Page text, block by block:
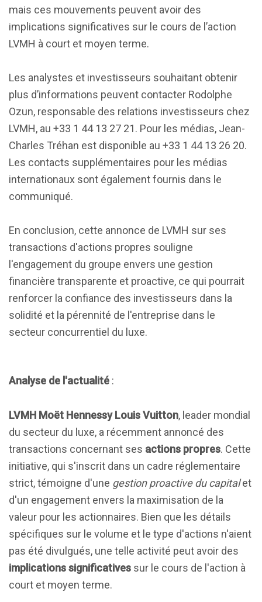
mais ces mouvements peuvent avoir des
implications significatives sur le cours de l’action
LVMH à court et moyen terme.
Les analystes et investisseurs souhaitant obtenir
plus d’informations peuvent contacter Rodolphe
Ozun, responsable des relations investisseurs chez
LVMH, au +33 1 44 13 27 21. Pour les médias, Jean-
Charles Tréhan est disponible au +33 1 44 13 26 20.
Les contacts supplémentaires pour les médias
internationaux sont également fournis dans le
communiqué.
En conclusion, cette annonce de LVMH sur ses
transactions d'actions propres souligne
l'engagement du groupe envers une gestion
financière transparente et proactive, ce qui pourrait
renforcer la confiance des investisseurs dans la
solidité et la pérennité de l'entreprise dans le
secteur concurrentiel du luxe.
Analyse de l'actualité :
LVMH Moët Hennessy Louis Vuitton, leader mondial
du secteur du luxe, a récemment annoncé des
transactions concernant ses actions propres. Cette
initiative, qui s'inscrit dans un cadre réglementaire
strict, témoigne d'une gestion proactive du capitalet
d'un engagement envers la maximisation de la
valeur pour les actionnaires. Bien que les détails
spécifiques sur le volume et le type d'actions n'aient
pas été divulgués, une telle activité peut avoir des
implications significatives sur le cours de l'action à
court et moyen terme.